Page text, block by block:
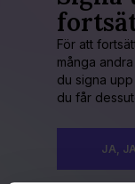
För att
många
du signa
du får
JA,